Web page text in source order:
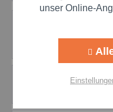
Simalube SL16 mit
Schmierpatrone Der
Bewertungen
0
Personalisierung
unser Online-